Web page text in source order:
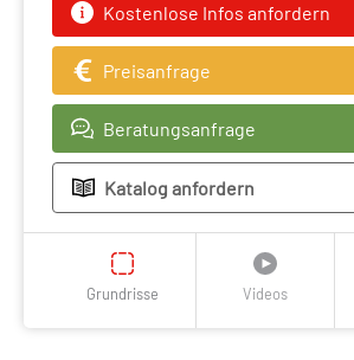
Kostenlose Infos anfordern
Preisanfrage
Beratungsanfrage
Katalog anfordern
Grundrisse Videos